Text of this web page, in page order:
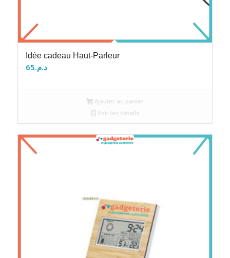
Idée cadeau Haut-Parleur
د.م.65
Ajouter au panier
Voir les détails